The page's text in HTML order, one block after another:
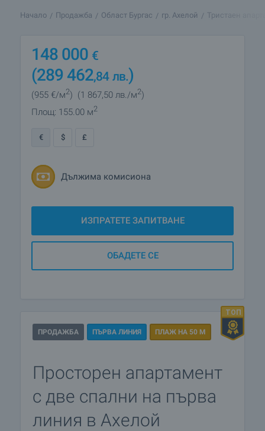
Начало Продажба Област Бургас гр. Ахелой Тристаен
148 000 €
(289 462,84 лв.)
(955 €/м2) (1 867,50 лв./м2)
Площ: 155.00 м2
€ $ £
Дължима комисиона
ИЗПРАТЕТЕ ЗАПИТВАНЕ
ОБАДЕТЕ СЕ
ПРОДАЖБА ПЪРВА ЛИНИЯ ПЛАЖ НА 50 М
Просторен апартамент
с две спални на първа
линия в Ахелой